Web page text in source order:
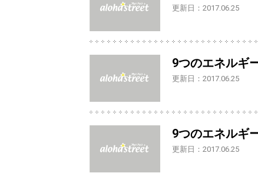
更新日：2017.06.25
9つのエネルギ
更新日：2017.06.25
9つのエネルギ
更新日：2017.06.25